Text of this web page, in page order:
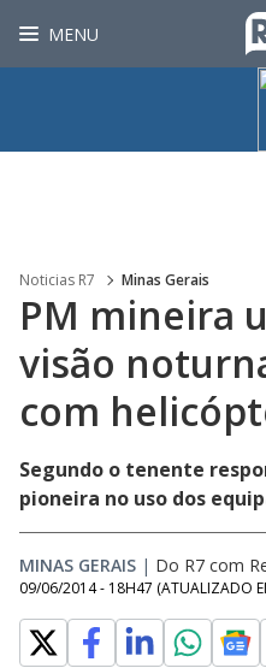
MENU
Noticias R7 Minas Gerais
PM mineira
visão
com
Segundo o tenente
pioneira no uso dos
MINAS GERAIS | Do R7 com
09/06/2014 - 18H47 (ATUALIZADO